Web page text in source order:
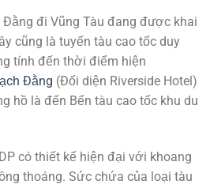
Đằng đi Vũng Tàu đang được khai
cũng là tuyến tàu cao tốc duy
tính đến thời điểm hiện
Đằng (Đối diện Riverside Hotel)
hồ là đến Bến tàu cao tốc khu du
có thiết kế hiện đại với khoang
thoáng. Sức chứa của loại tàu